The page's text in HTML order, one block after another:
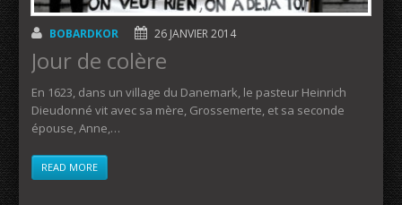
BOBARDKOR 26 JANVIER 2014
Jour de colère
En 1623, dans un village du Danemark, le pasteur Heinrich
Dieudonné vit avec sa mère, Grossemerte, et sa seconde
épouse, Anne,…
READ MORE